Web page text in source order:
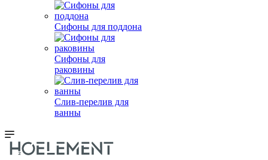
Сифоны для поддона
Сифоны для
раковины
Слив-перелив для
ванны